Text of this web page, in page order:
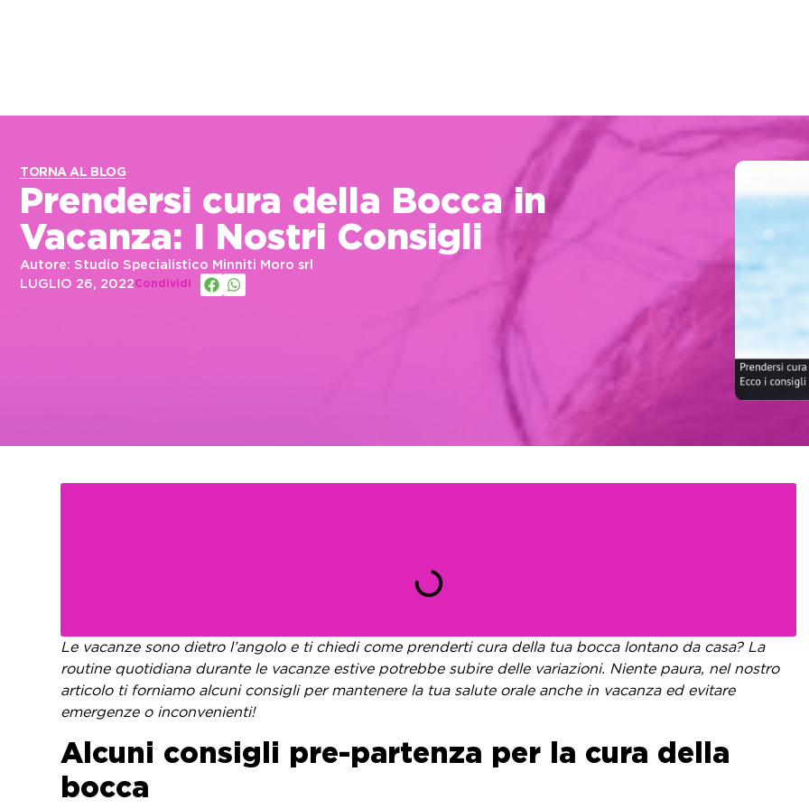
TORNA AL BLOG
Prendersi cura della Bocca in
Vacanza: I Nostri Consigli
Autore: Studio Specialistico Minniti Moro srl
LUGLIO 26, 2022Condividi
Le vacanze sono dietro l’angolo e ti chiedi come prenderti cura della tua bocca lontano da casa? La
routine quotidiana durante le vacanze estive potrebbe subire delle variazioni. Niente paura, nel nostro
articolo ti forniamo alcuni consigli per mantenere la tua salute orale anche in vacanza ed evitare
emergenze o inconvenienti!
Alcuni consigli pre-partenza per la cura della